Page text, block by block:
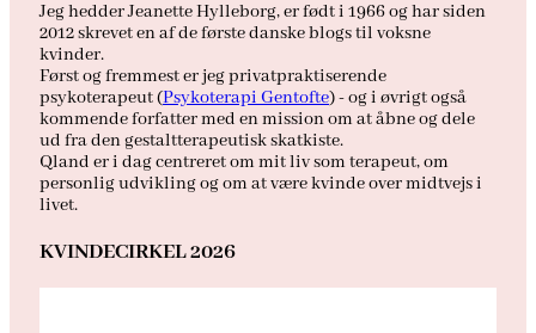
Jeg hedder Jeanette Hylleborg, er født i 1966 og har siden
2012 skrevet en af de første danske blogs til voksne
kvinder.
Først og fremmest er jeg privatpraktiserende
psykoterapeut (Psykoterapi Gentofte) - og i øvrigt også
kommende forfatter med en mission om at åbne og dele
ud fra den gestaltterapeutisk skatkiste.
Qland er i dag centreret om mit liv som terapeut, om
personlig udvikling og om at være kvinde over midtvejs i
livet.
KVINDECIRKEL 2026